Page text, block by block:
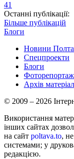
41
Останні публікації:
Більше публікацій
Блоги
Новини
Спецпроекти
Блоги
Архів
© 2009 – 2026
Використання
інших сайтах
на сайт poltava.to,
системами; у
редакцією.